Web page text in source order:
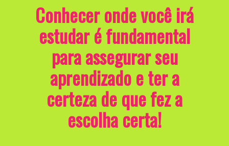
Conhecer onde você irá
estudar é fundamental
para assegurar seu
aprendizado e ter a
certeza de que fez a
escolha certa!